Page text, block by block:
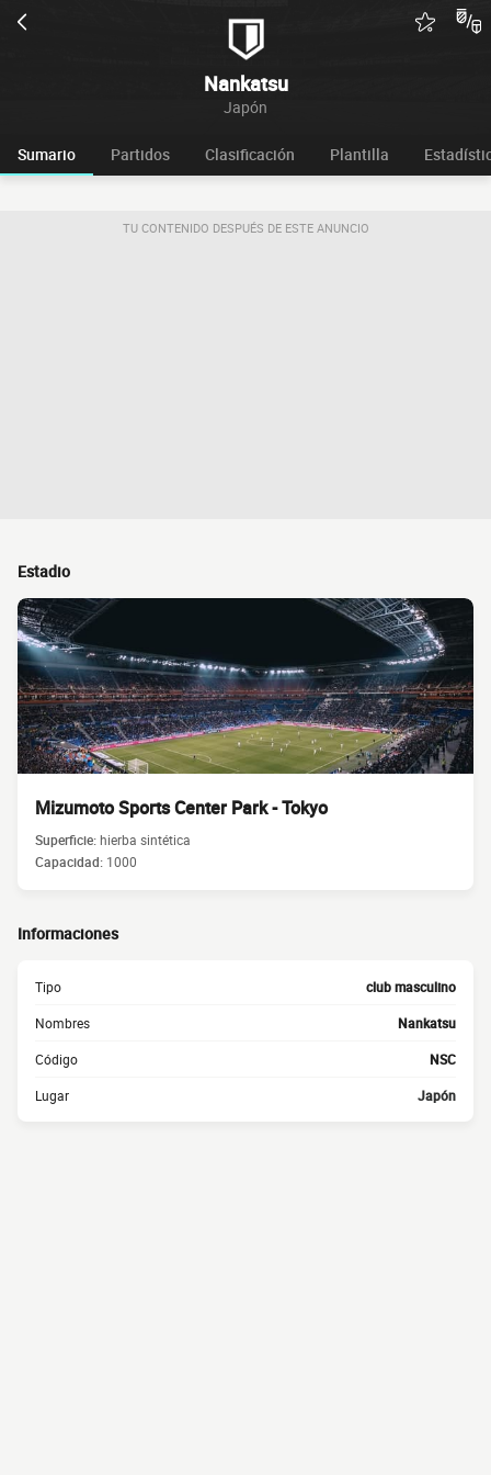
Nankatsu
Japón
Sumario Partidos Clasificación Plantilla
TU CONTENIDO DESPUÉS DE ESTE ANUNCIO
Estadio
Mizumoto Sports Center Park - Tokyo
Superficie:hierba sintética
Capacidad: 1000
Informaciones
Tipo club masculino
Nombres Nankatsu
Código NSC
Lugar Japón